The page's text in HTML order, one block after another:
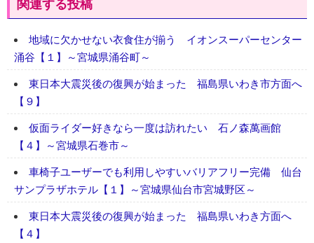
関連する投稿
地域に欠かせない衣食住が揃う イオンスーパーセンター
涌谷【１】～宮城県涌谷町～
東日本大震災後の復興が始まった 福島県いわき市方面へ
【９】
仮面ライダー好きなら一度は訪れたい 石ノ森萬画館
【４】～宮城県石巻市～
車椅子ユーザーでも利用しやすいバリアフリー完備 仙台
サンプラザホテル【１】～宮城県仙台市宮城野区～
東日本大震災後の復興が始まった 福島県いわき方面へ
【４】